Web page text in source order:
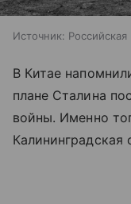
Источник: Российская
В Китае
плане Сталина
войны. Именно
Калининградская